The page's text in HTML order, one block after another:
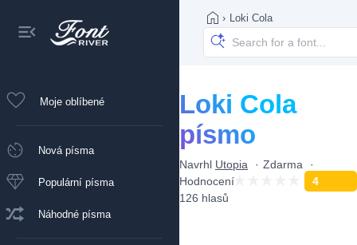
Moje oblíbené
Nová písma
Populární písma
Náhodné písma
› Loki Cola
Loki Cola
písmo
Navrhl Utopia
Zdarma
Hodnocení
4
126 hlasů